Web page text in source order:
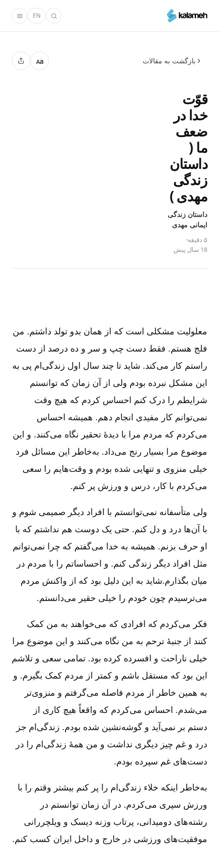
محتوای
EN
بازگشت به مقالات Aa
قوّت
خدا در
ضعف
ما (
داستان
زندگی
مهدی )
داستان زندگی
ایمانی مهدی
۵ دقیقه
18 سال پیش
معلولیت مشکلی است که از همان بدو تولد داشتم. من
فلج هستم. فقط دست چپ و سر و ده درصد از دست
راستم کار می‌کند. شاید تا چند سال اول زندگی‌ام پی به
این مشکل نبرده بودم ولی از آن زمان که توانستم
شرایطم را درک کنم احساس کردم که هیچ وقت
نمی‌توانم کار مفیدی انجام دهم. همیشه احساس
می‌کردم که مردم مرا با دیدۀ تحقیر نگاه می‌کنند. و این
موضوع مرا بسیار رنج می‌داد. به‌خاطر این مسائل فرد
خیلی منزوی و تنهایی شده بودم و وقت‌هایم را سعی
می‌کردم با کار، درس و ورزش پر کنم.
ولی متأسفانه نمی‌توانستم با افراد دیگر صمیمی شوم و
با آن‌ها درد و دل کنم. حتی یک دوست هم نداشتم که با
او حرف بزنم. همیشه به خدا می‌گفتم که چرا نمی‌توانم
مثل افراد دیگر زندگی کنم. و احساساتم را با مردم در
میان بگذارم.شاید به این دلیل بود که از واکنش مردم
می‌ترسیدم چون خودم را خیلی حقیر می‌دانستم.
فکر می‌کردم که افرادی که می‌خواهند به من کمک
کنند از جنبۀ ترحم به من نگاه می‌کنند و این موضوع مرا
خیلی ناراحت و افسرده کرده بود. تمامی سعی و تلاشم
این بود که مستقل باشم و کمتر از مردم کمک بگیرم. و
به همین خاطر از مردم فاصله می‌گرفتم و منزوی‌تر
می‌شدم. احساس می‌کردم که واقعاً هیچ کاری از
دستم بر نمی‌آید و گوشه‌نشین شده بودم. زندگی‌ام جز
درد و غم چیز دیگری نداشت و من همۀ زندگی‌ام را در
دست‌های غم سپرده بودم.
به‌خاطر اینکه خلاء زندگی‌ام را پر کنم بیشتر وقتم را با
ورزش سپری می‌کردم. در آن زمان توانستم در
رشته‌های دومیدانی، پرتاب وزنه دیسک و ویلچررانی
موفقیت‌های ورزشی در خارج و داخل ایران کسب کنم.